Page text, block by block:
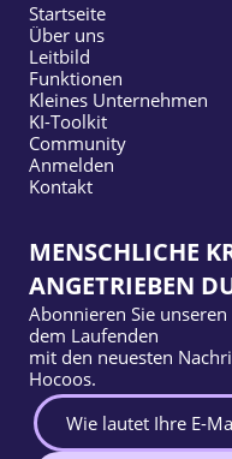
Startseite
Über uns
Leitbild
Funktionen
Kleines Unternehmen
KI-Toolkit
Community
Anmelden
Kontakt
MENSCHLICHE
ANGETRIEBEN
Abonnieren Sie
dem Laufenden
mit den neuesten
Hocoos.